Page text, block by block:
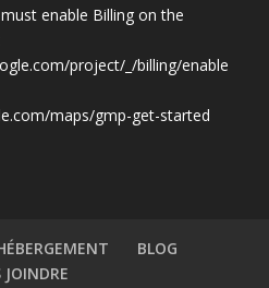
enable Billing on the
project/_/billing/enable
maps/gmp-get-started
BLOG
JOINDRE